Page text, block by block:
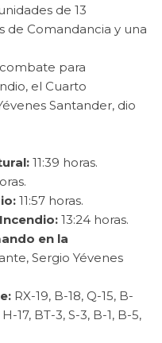
de 13
de Comandancia y una
para
el Cuarto
Santander, dio
11:39 horas.
11:57 horas.
13:24 horas.
en la
Sergio Yévenes
RX-19, B-18, Q-15, B-
17, BT-3, S-3, B-1, B-5,